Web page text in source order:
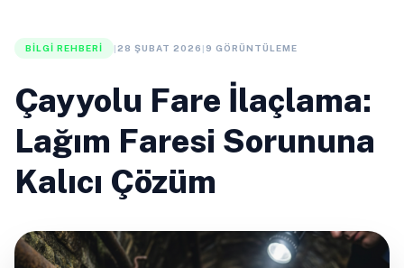
BILGI REHBERI |28 ŞUBAT 2026 |9 GÖRÜNTÜLEME
Çayyolu Fare İlaçlama:
Lağım Faresi Sorununa
Kalıcı Çözüm